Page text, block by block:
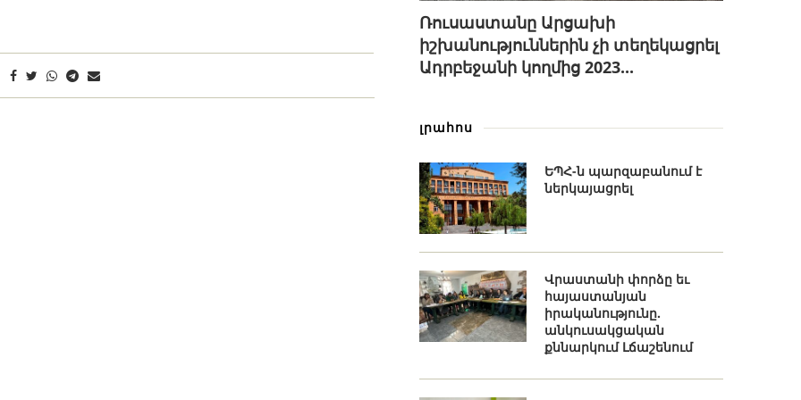
Ռուսաստանը Արցախի
իշխանություններին չի տեղեկացրել
Ադրբեջանի կողմից 2023...
լրահոս
ԵՊՀ-ն պարզաբանում է
ներկայացրել
Վրաստանի փորձը եւ
հայաստանյան
իրականությունը.
անկուսակցական
քննարկում Լճաշենում